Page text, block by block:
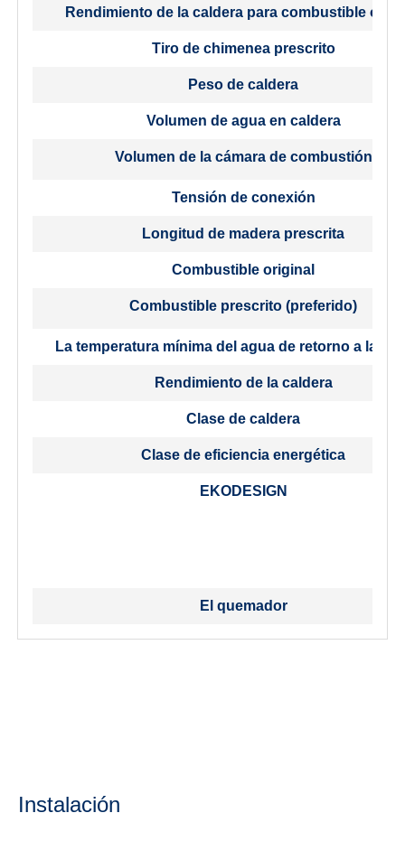
Rendimiento de la caldera para combustible
Tiro de chimenea prescrito
Peso de caldera
Volumen de agua en caldera
Volumen de la cámara de combustión
Tensión de conexión
Longitud de madera prescrita
Combustible original
Combustible prescrito (preferido)
La temperatura mínima del agua de retorno a la
Rendimiento de la caldera
Clase de caldera
Clase de eficiencia energética
EKODESIGN
El quemador
Instalación